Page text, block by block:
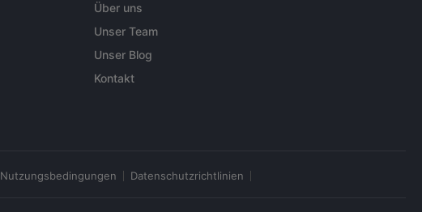
Über uns
Unser Team
Unser Blog
Kontakt
Nutzungsbedingungen Datenschutzrichtlinien